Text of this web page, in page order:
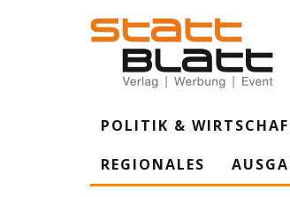
POLITIK &
REGIONALES